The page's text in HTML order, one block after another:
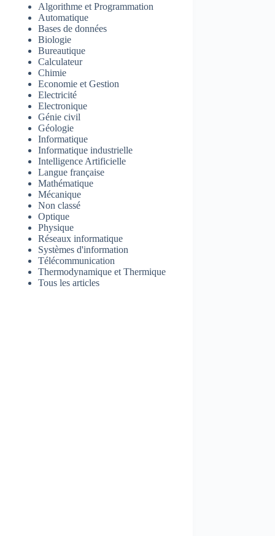
Algorithme et Programmation
Automatique
Bases de données
Biologie
Bureautique
Calculateur
Chimie
Economie et Gestion
Electricité
Electronique
Génie civil
Géologie
Informatique
Informatique industrielle
Intelligence Artificielle
Langue française
Mathématique
Mécanique
Non classé
Optique
Physique
Réseaux informatique
Systèmes d'information
Télécommunication
Thermodynamique et Thermique
Tous les articles